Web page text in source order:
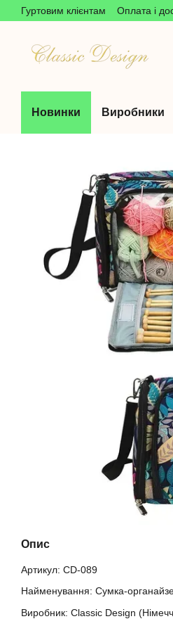
Перейти до основного контенту
Гуртовим клієнтам Оплата і
Новинки Виробники
Опис
Артикул: CD-089
Найменування: Сумка-
Виробник: Classic Design